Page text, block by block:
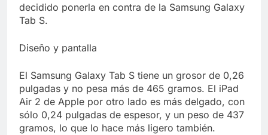
Libre
Crucero en México te
fabrica un clip de
movimiento desde una
sola foto
7 Años Atrás
decidido ponerla en contra de la Samsung Galaxy
Tab S.
Diseño y pantalla
El Samsung Galaxy Tab S tiene un grosor de 0,26
pulgadas y no pesa más de 465 gramos. El iPad
Air 2 de Apple por otro lado es más delgado, con
sólo 0,24 pulgadas de espesor, y un peso de 437
gramos, lo que lo hace más ligero también.